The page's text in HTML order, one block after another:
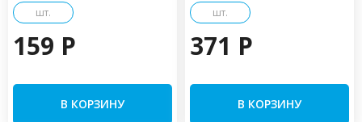
шт.
159 P
В КОРЗИНУ
шт.
371 P
В КОРЗИНУ